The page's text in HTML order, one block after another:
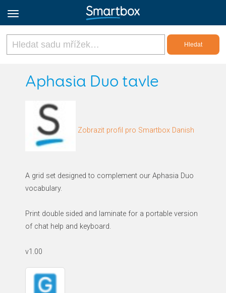
Online Grids
Zaregistrovat se
Aphasia Duo tavle
Zobrazit profil pro Smartbox Danish
A grid set designed to complement our Aphasia Duo
vocabulary.
Print double sided and laminate for a portable version
of chat help and keyboard.
v1.00